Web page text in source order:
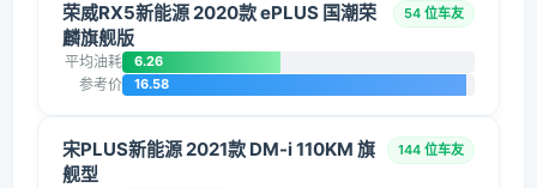
荣威RX5新能源 2020款 ePLUS 国潮荣
麟旗舰版
54 位车友
平均油耗 6.26
参考价 16.58
宋PLUS新能源 2021款 DM-i 110KM 旗
舰型
144 位车友